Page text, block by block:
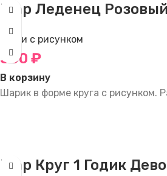
Шар Леденец Розовый
Круги с рисунком
350 ₽
В корзину
Шарик в форме круга с рисунком.
Шар Круг 1 Годик